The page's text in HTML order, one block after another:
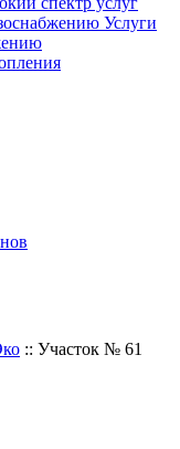
Услуги
:: Участок № 61